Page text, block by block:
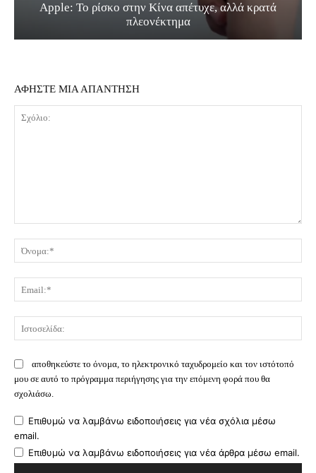
Apple: Το ρίσκο στην Κίνα απέτυχε, αλλά κρατά
πλεονέκτημα
ΑΦΗΣΤΕ ΜΙΑ ΑΠΑΝΤΗΣΗ
αποθηκεύστε το όνομα, το ηλεκτρονικό ταχυδρομείο και τον ιστότοπό
μου σε αυτό το πρόγραμμα περιήγησης για την επόμενη φορά που θα
σχολιάσω.
Επιθυμώ να λαμβάνω ειδοποιήσεις για νέα σχόλια μέσω
email.
Επιθυμώ να λαμβάνω ειδοποιήσεις για νέα άρθρα μέσω email.